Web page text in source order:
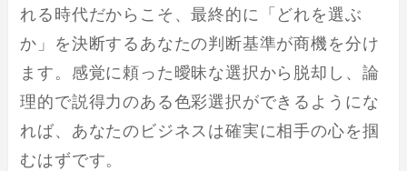
れる時代だからこそ、最終的に「どれを選ぶ
か」を決断するあなたの判断基準が商機を分け
ます。感覚に頼った曖昧な選択から脱却し、論
理的で説得力のある色彩選択ができるようにな
れば、あなたのビジネスは確実に相手の心を掴
むはずです。